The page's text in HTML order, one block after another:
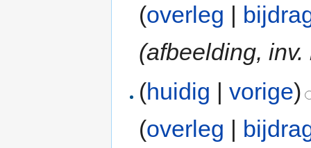
(overleg |
(afbeelding, inv.
(huidig |vorige)
(overleg |